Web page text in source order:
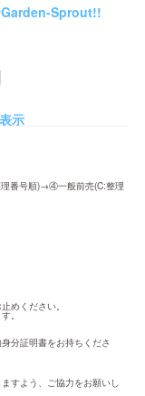
Sprout!!
示
番号順)→④一般前売(C:整理
めください。
。
分証明書をお持ちくださ
すよう、ご協力をお願いし